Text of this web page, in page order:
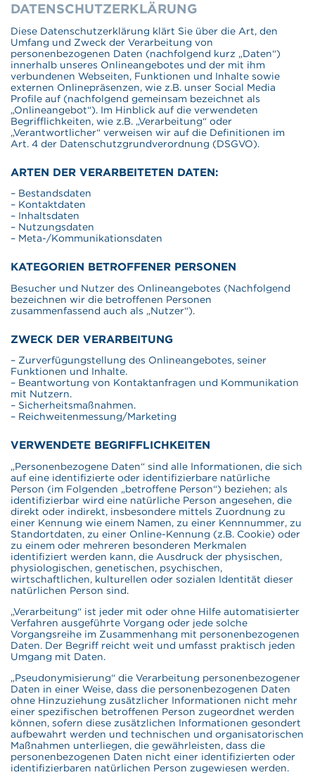
DATENSCHUTZERKLÄRUNG
Diese Datenschutzerklärung klärt Sie über die Art, den
Umfang und Zweck der Verarbeitung von
personenbezogenen Daten (nachfolgend kurz „Daten“)
innerhalb unseres Onlineangebotes und der mit ihm
verbundenen Webseiten, Funktionen und Inhalte sowie
externen Onlinepräsenzen, wie z.B. unser Social Media
Profile auf (nachfolgend gemeinsam bezeichnet als
„Onlineangebot“). Im Hinblick auf die verwendeten
Begrifflichkeiten, wie z.B. „Verarbeitung“ oder
„Verantwortlicher“ verweisen wir auf die Definitionen im
Art. 4 der Datenschutzgrundverordnung (DSGVO).
ARTEN DER VERARBEITETEN DATEN:
– Bestandsdaten
– Kontaktdaten
– Inhaltsdaten
– Nutzungsdaten
– Meta-/Kommunikationsdaten
KATEGORIEN BETROFFENER PERSONEN
Besucher und Nutzer des Onlineangebotes (Nachfolgend
bezeichnen wir die betroffenen Personen
zusammenfassend auch als „Nutzer“).
ZWECK DER VERARBEITUNG
– Zurverfügungstellung des Onlineangebotes, seiner
Funktionen und Inhalte.
– Beantwortung von Kontaktanfragen und Kommunikation
mit Nutzern.
– Sicherheitsmaßnahmen.
– Reichweitenmessung/Marketing
VERWENDETE BEGRIFFLICHKEITEN
„Personenbezogene Daten“ sind alle Informationen, die sich
auf eine identifizierte oder identifizierbare natürliche
Person (im Folgenden „betroffene Person“) beziehen; als
identifizierbar wird eine natürliche Person angesehen, die
direkt oder indirekt, insbesondere mittels Zuordnung zu
einer Kennung wie einem Namen, zu einer Kennnummer, zu
Standortdaten, zu einer Online-Kennung (z.B. Cookie) oder
zu einem oder mehreren besonderen Merkmalen
identifiziert werden kann, die Ausdruck der physischen,
physiologischen, genetischen, psychischen,
wirtschaftlichen, kulturellen oder sozialen Identität dieser
natürlichen Person sind.
„Verarbeitung“ ist jeder mit oder ohne Hilfe automatisierter
Verfahren ausgeführte Vorgang oder jede solche
Vorgangsreihe im Zusammenhang mit personenbezogenen
Daten. Der Begriff reicht weit und umfasst praktisch jeden
Umgang mit Daten.
„Pseudonymisierung“ die Verarbeitung personenbezogener
Daten in einer Weise, dass die personenbezogenen Daten
ohne Hinzuziehung zusätzlicher Informationen nicht mehr
einer spezifischen betroffenen Person zugeordnet werden
können, sofern diese zusätzlichen Informationen gesondert
aufbewahrt werden und technischen und organisatorischen
Maßnahmen unterliegen, die gewährleisten, dass die
personenbezogenen Daten nicht einer identifizierten oder
identifizierbaren natürlichen Person zugewiesen werden.